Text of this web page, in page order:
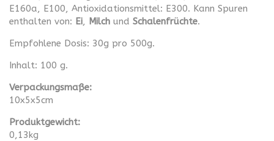
E160a, E100, Antioxidationsmittel: E300. Kann Spuren
enthalten von: Ei, Milch und Schalenfrüchte.
Empfohlene Dosis: 30g pro 500g.
Inhalt: 100 g.
Verpackungsmaße:
10x5x5cm
Produktgewicht:
0,13kg